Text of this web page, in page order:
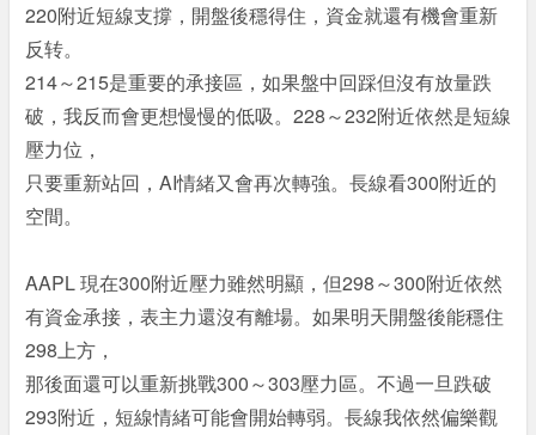
220附近短線支撐，開盤後穩得住，資金就還有機會重新
反转。
214～215是重要的承接區，如果盤中回踩但沒有放量跌
破，我反而會更想慢慢的低吸。228～232附近依然是短線
壓力位，
只要重新站回，AI情緒又會再次轉強。長線看300附近的
空間。
AAPL 現在300附近壓力雖然明顯，但298～300附近依然
有資金承接，表主力還沒有離場。如果明天開盤後能穩住
298上方，
那後面還可以重新挑戰300～303壓力區。不過一旦跌破
293附近，短線情緒可能會開始轉弱。長線我依然偏樂觀